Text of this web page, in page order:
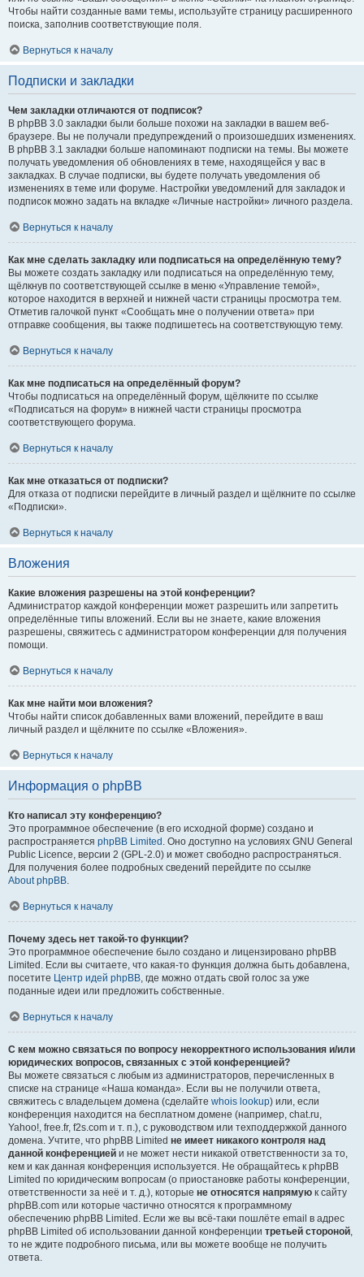
Чтобы найти созданные вами темы, используйте страницу расширенного
поиска, заполнив соответствующие поля.
Вернуться к началу
Подписки и закладки
Чем закладки отличаются от подписок?
В phpBB 3.0 закладки были больше похожи на закладки в вашем веб-
браузере. Вы не получали предупреждений о произошедших изменениях.
В phpBB 3.1 закладки больше напоминают подписки на темы. Вы можете
получать уведомления об обновлениях в теме, находящейся у вас в
закладках. В случае подписки, вы будете получать уведомления об
изменениях в теме или форуме. Настройки уведомлений для закладок и
подписок можно задать на вкладке «Личные настройки» личного раздела.
Вернуться к началу
Как мне сделать закладку или подписаться на определённую тему?
Вы можете создать закладку или подписаться на определённую тему,
щёлкнув по соответствующей ссылке в меню «Управление темой»,
которое находится в верхней и нижней части страницы просмотра тем.
Отметив галочкой пункт «Сообщать мне о получении ответа» при
отправке сообщения, вы также подпишетесь на соответствующую тему.
Вернуться к началу
Как мне подписаться на определённый форум?
Чтобы подписаться на определённый форум, щёлкните по ссылке
«Подписаться на форум» в нижней части страницы просмотра
соответствующего форума.
Вернуться к началу
Как мне отказаться от подписки?
Для отказа от подписки перейдите в личный раздел и щёлкните по ссылке
«Подписки».
Вернуться к началу
Вложения
Какие вложения разрешены на этой конференции?
Администратор каждой конференции может разрешить или запретить
определённые типы вложений. Если вы не знаете, какие вложения
разрешены, свяжитесь с администратором конференции для получения
помощи.
Вернуться к началу
Как мне найти мои вложения?
Чтобы найти список добавленных вами вложений, перейдите в ваш
личный раздел и щёлкните по ссылке «Вложения».
Вернуться к началу
Информация о phpBB
Кто написал эту конференцию?
Это программное обеспечение (в его исходной форме) создано и
распространяется phpBB Limited . Оно доступно на условиях GNU General
Public Licence, версии 2 (GPL-2.0) и может свободно распространяться.
Для получения более подробных сведений перейдите по ссылке
About phpBB.
Вернуться к началу
Почему здесь нет такой-то функции?
Это программное обеспечение было создано и лицензировано phpBB
Limited. Если вы считаете, что какая-то функция должна быть добавлена,
посетите Центр идей phpBB, где можно отдать свой голос за уже
поданные идеи или предложить собственные.
Вернуться к началу
С кем можно связаться по вопросу некорректного использования и/или
юридических вопросов, связанных с этой конференцией?
Вы можете связаться с любым из администраторов, перечисленных в
списке на странице «Наша команда». Если вы не получили ответа,
свяжитесь с владельцем домена (сделайте whois lookup) или, если
конференция находится на бесплатном домене (например, chat.ru,
Yahoo!, free.fr, f2s.com и т. п.), с руководством или техподдержкой данного
домена. Учтите, что phpBB Limited не имеет никакого контроля над
данной конференцией и не может нести никакой ответственности за то,
кем и как данная конференция используется. Не обращайтесь к phpBB
Limited по юридическим вопросам (о приостановке работы конференции,
ответственности за неё и т. д.), которые не относятся напрямую к сайту
phpBB.com или которые частично относятся к программному
обеспечению phpBB Limited. Если же вы всё-таки пошлёте email в адрес
phpBB Limited об использовании данной конференции третьей стороной,
то не ждите подробного письма, или вы можете вообще не получить
ответа.